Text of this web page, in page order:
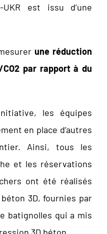
est issu d’une
une réduction
par rapport à du
les équipes
en place d’autres
Ainsi, tous les
et les réservations
ont été réalisés
3D, fournies par
batignolles qui a mis